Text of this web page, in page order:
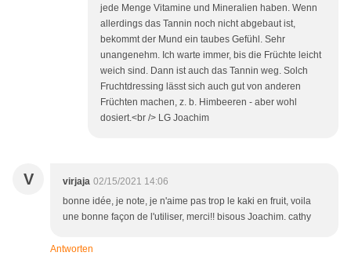
jede Menge Vitamine und Mineralien haben. Wenn
allerdings das Tannin noch nicht abgebaut ist,
bekommt der Mund ein taubes Gefühl. Sehr
unangenehm. Ich warte immer, bis die Früchte leicht
weich sind. Dann ist auch das Tannin weg. Solch
Fruchtdressing lässt sich auch gut von anderen
Früchten machen, z. b. Himbeeren - aber wohl
dosiert.<br /> LG Joachim
V virjaja 02/15/2021 14:06
bonne idée, je note, je n'aime pas trop le kaki en fruit, voila
une bonne façon de l'utiliser, merci!! bisous Joachim. cathy
Antworten